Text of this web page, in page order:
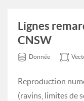
Lignes
CNSW
Donnée
Reproduction
(ravins, limites de